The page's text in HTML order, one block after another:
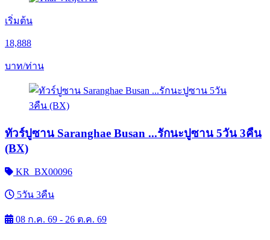
เริ่มต้น
18,888
บาท/ท่าน
ทัวร์ปูซาน Saranghae Busan ...รักนะปูซาน 5วัน 3คืน
(BX)
KR_BX00096
5วัน 3คืน
08 ก.ค. 69 - 26 ต.ค. 69